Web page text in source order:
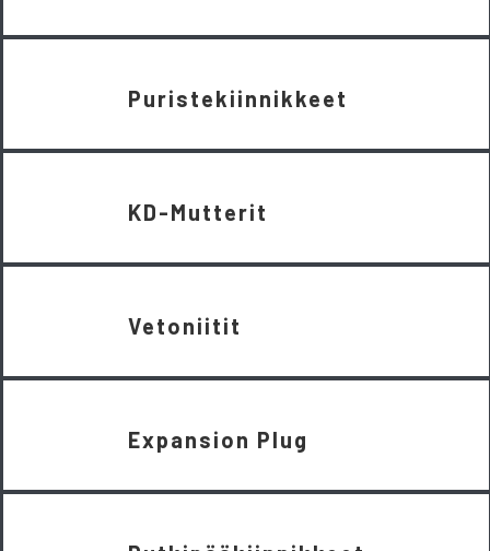
Puristekiinnikkeet
KD-Mutterit
Vetoniitit
Expansion Plug